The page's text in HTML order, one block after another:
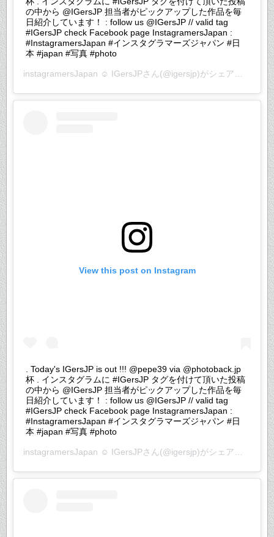
の中から @IGersJP 担当者がピックアップした作品を毎
日紹介しています！ : follow us @IGersJP // valid tag
#IGersJP check Facebook page InstagramersJapan :
#InstagramersJapan #インスタグラマーズジャパン #日
本 #japan #写真 #photo
instagramersJapan ☺︎ IGersJPさん(@igersjp)がシェアした投稿 –
View this post on Instagram
. Today's IGersJP is out !!! @pepe39 via @photoback.jp
杯 . インスタグラムに #IGersJP タグを付けて頂いた投稿
の中から @IGersJP 担当者がピックアップした作品を毎
日紹介しています！ : follow us @IGersJP // valid tag
#IGersJP check Facebook page InstagramersJapan :
#InstagramersJapan #インスタグラマーズジャパン #日
本 #japan #写真 #photo
instagramersJapan ☺︎ IGersJPさん(@igersjp)がシェアした投稿 –